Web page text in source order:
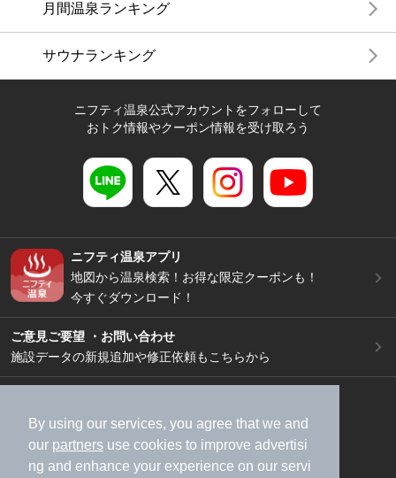
By using our services, you agree that we and
our partners use cookies to improve advertisi
ng and enhance your experience on our servi
月間温泉ランキング
サウナランキング
ニフティ温泉公式アカウントをフォローして
おトク情報やクーポン情報を受け取ろう
ニフティ温泉アプリ
地図から温泉検索！お得な限定クーポンも！
今すぐダウンロード！
ご意見ご要望 ・お問い合わせ
施設データの新規追加や修正依頼もこちらから
加盟店募集（資料請求）
広告出稿のご案内
利用規約
ライフスタイルMEMBERS+規約
特定商取引法に基づく表記
ヘルプ 採用情報